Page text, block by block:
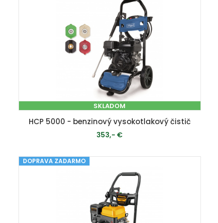
SKLADOM
HCP 5000 - benzinový vysokotlakový čistič
353,- €
PRIDAŤ DO KOŠÍKA
DOPRAVA ZADARMO